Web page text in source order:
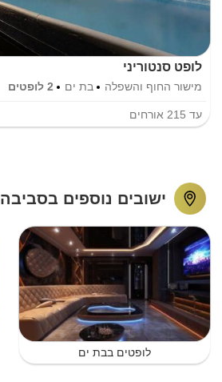
לופט סנטוריני
מישור החוף והשפלה בת ים 2 לופטים
עד 215 אורחים
ישובים נוספים בסביבה
לופטים בבת ים